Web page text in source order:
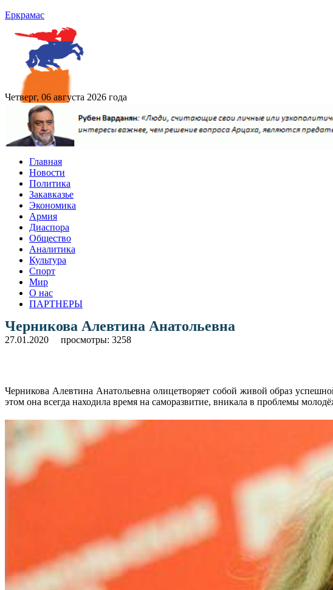
Еркрамас
Четверг, 06 августа 2026 года
Главная
Новости
Политика
Закавказье
Экономика
Армия
Диаспора
Общество
Аналитика
Культура
Спорт
Мир
О нас
ПАРТНЕРЫ
Черникова Алевтина Анатольевна
27.01.2020 просмотры: 3258
Черникова Алевтина Анатольевна олицетворяет собой живой образ
этом она всегда находила время на саморазвитие, вникала в проблемы